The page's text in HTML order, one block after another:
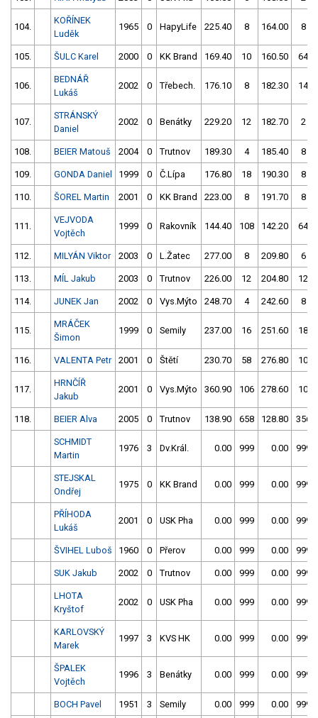
104.
KOŘÍNEK
Luděk
1965 0 HapyLife 225.40 8 164.00 8
105. ŠULC Karel 2000 0 KK Brand 169.40 10 160.50 64
106.
BEDNÁŘ
Lukáš
2002 0 Třebech. 176.10 8 182.30 14
107.
STRÁNSKÝ
Daniel
2002 0 Benátky 229.20 12 182.70 2
108. BEIER Matouš 2004 0 Trutnov 189.30 4 185.40 8
109. GONDA Daniel 1999 0 Č.Lípa 176.80 18 190.30 8
110. ŠOREL Martin 2001 0 KK Brand 223.00 8 191.70 8
111.
VEJVODA
Vojtěch
1999 0 Rakovník 144.40 108 142.20 64
112. MILYÁN Viktor 2003 0 L.Žatec 277.00 8 209.80 6
113. MÍL Jakub 2003 0 Trutnov 226.00 12 204.80 12
114. JUNEK Jan 2002 0 Vys.Mýto 248.70 4 242.60 8
115.
MRÁČEK
Šimon
1999 0 Semily 237.00 16 251.60 18
116. VALENTA Petr 2001 0 Štětí 230.70 58 276.80 10
117.
HRNČÍŘ
Jakub
2001 0 Vys.Mýto 360.90 106 278.60 10
118. BEIER Alva 2005 0 Trutnov 138.90 658 128.80 356
SCHMIDT
Martin
1976 3 Dv.Král. 0.00 999 0.00 999
STEJSKAL
Ondřej
1975 0 KK Brand 0.00 999 0.00 999
PŘÍHODA
Lukáš
2001 0 USK Pha 0.00 999 0.00 999
ŠVIHEL Luboš 1960 0 Přerov 0.00 999 0.00 999
SUK Jakub 2002 0 Trutnov 0.00 999 0.00 999
LHOTA
Kryštof
2002 0 USK Pha 0.00 999 0.00 999
KARLOVSKÝ
Marek
1997 3 KVS HK 0.00 999 0.00 999
ŠPALEK
Vojtěch
1996 3 Benátky 0.00 999 0.00 999
BOCH Pavel 1951 3 Semily 0.00 999 0.00 999